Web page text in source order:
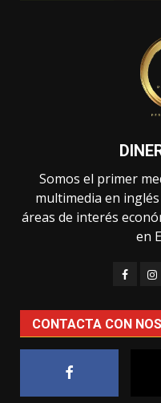
Somos el primer
multimedia en
áreas de interés
en
CONTACTA CON